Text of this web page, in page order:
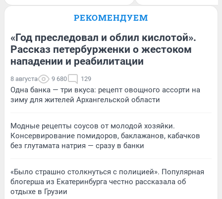
РЕКОМЕНДУЕМ
«Год преследовал и облил кислотой».
Рассказ петербурженки о жестоком
нападении и реабилитации
8 августа 9 680 129
Одна банка — три вкуса: рецепт овощного ассорти на
зиму для жителей Архангельской области
Модные рецепты соусов от молодой хозяйки.
Консервирование помидоров, баклажанов, кабачков
без глутамата натрия — сразу в банки
«Было страшно столкнуться с полицией». Популярная
блогерша из Екатеринбурга честно рассказала об
отдыхе в Грузии